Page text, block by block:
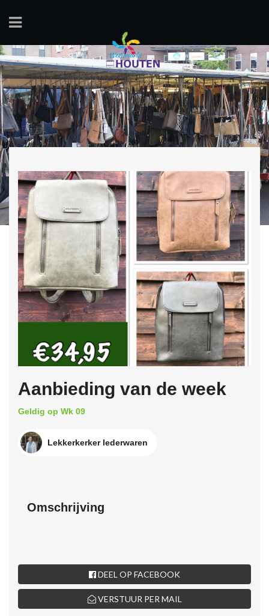
Aanbieding van de week
Geldig op Wk 09
Lekkerkerker lederwaren
Omschrijving
DEEL OP FACEBOOK
VERSTUUR PER MAIL